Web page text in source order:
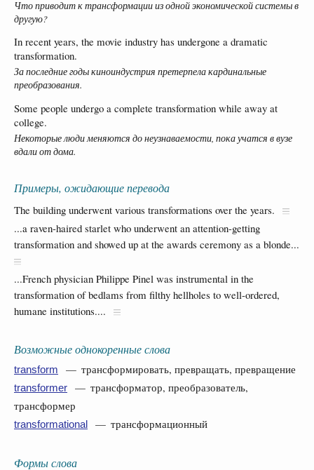
Что приводит к трансформации из одной экономической системы в
другую?
In recent years, the movie industry has undergone a dramatic
transformation.
За последние годы киноиндустрия претерпела кардинальные
преобразования.
Some people undergo a complete transformation while away at
college.
Некоторые люди меняются до неузнаваемости, пока учатся в вузе
вдали от дома.
Примеры, ожидающие перевода
The building underwent various transformations over the years.
...a raven-haired starlet who underwent an attention-getting
transformation and showed up at the awards ceremony as a blonde...
...French physician Philippe Pinel was instrumental in the
transformation of bedlams from filthy hellholes to well-ordered,
humane institutions....
Возможные однокоренные слова
transform — трансформировать, превращать, превращение
transformer
— трансформатор, преобразователь,
трансформер
transformational — трансформационный
Формы слова